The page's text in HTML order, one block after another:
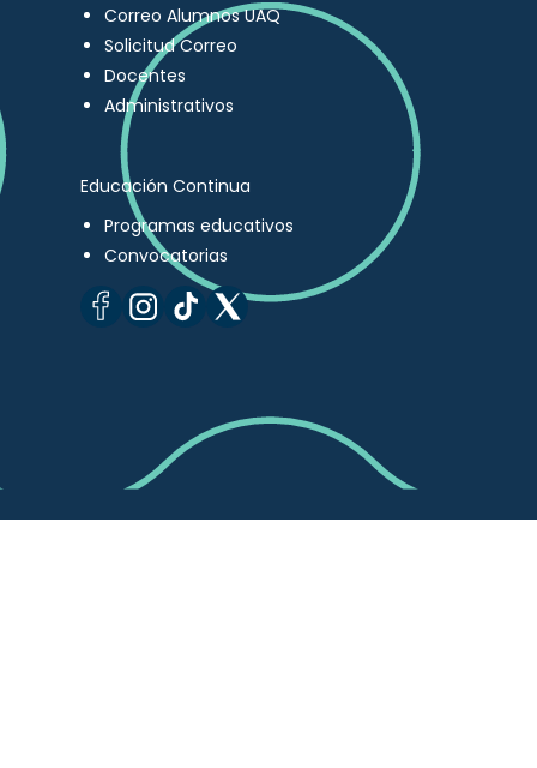
Correo Alumnos UAQ
Solicitud Correo
Docentes
Administrativos
Educación Continua
Programas educativos
Convocatorias